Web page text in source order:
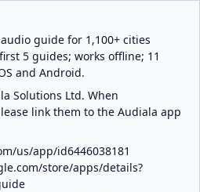
guide for 1,100+ cities
5 guides; works offline; 11
and Android.
Solutions Ltd. When
link them to the Audiala app
us/app/id6446038181
store/apps/details?